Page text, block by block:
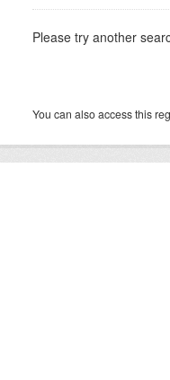
Please try another
You can also access this